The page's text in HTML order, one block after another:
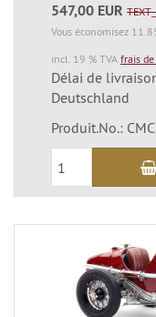
547,00 EUR
Vous économisez
incl. 19 % TVA frais
Délai de
Deutschland
Produit.No.: